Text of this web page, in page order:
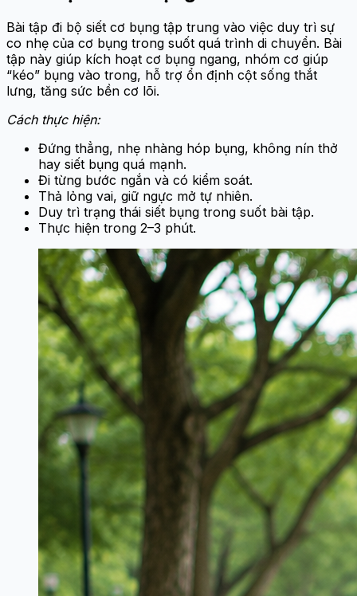
Bài tập đi bộ siết cơ bụng tập trung vào việc duy trì sự
co nhẹ của cơ bụng trong suốt quá trình di chuyển. Bài
tập này giúp kích hoạt cơ bụng ngang, nhóm cơ giúp
“kéo” bụng vào trong, hỗ trợ ổn định cột sống thắt
lưng, tăng sức bền cơ lõi.
Cách thực hiện:
Đứng thẳng, nhẹ nhàng hóp bụng, không nín thở
hay siết bụng quá mạnh.
Đi từng bước ngắn và có kiểm soát.
Thả lỏng vai, giữ ngực mở tự nhiên.
Duy trì trạng thái siết bụng trong suốt bài tập.
Thực hiện trong 2–3 phút.